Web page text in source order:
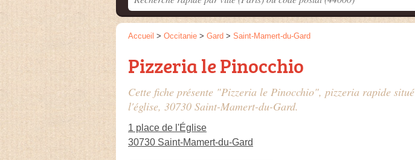
Accueil > Occitanie > Gard > Saint-Mamert-du-Gard
Pizzeria le Pinocchio
Cette fiche présente "Pizzeria le Pinocchio", pizzeria rapide situé
l'église, 30730 Saint-Mamert-du-Gard.
1 place de l'Église
30730 Saint-Mamert-du-Gard